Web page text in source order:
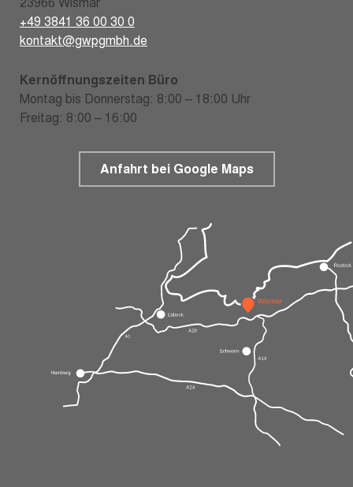
+49 3841 36 00 30 0
kontakt@gwpgmbh.de
Kernöffnungszeiten Büro
Montag bis Donnerstag: 8:00 – 18:00 Uhr
Freitag: 8:00 – 16:00
Anfahrt bei Google Maps